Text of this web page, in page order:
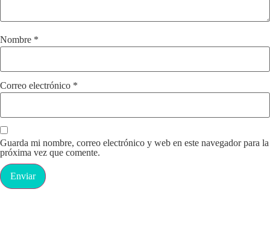
Nombre *
Correo electrónico *
Guarda mi nombre, correo electrónico y web en este navegador para la
próxima vez que comente.